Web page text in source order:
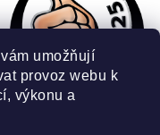
umožňují
provoz webu k
výkonu a